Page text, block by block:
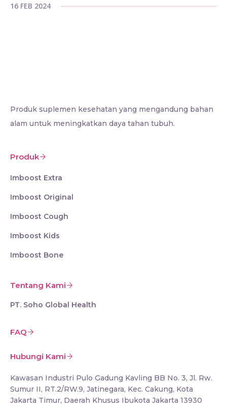
16 FEB 2024
Produk suplemen kesehatan yang mengandung bahan
alam untuk meningkatkan daya tahan tubuh.
Produk
Imboost Extra
Imboost Original
Imboost Cough
Imboost Kids
Imboost Bone
Tentang Kami
PT. Soho Global Health
FAQ
Hubungi Kami
Kawasan Industri Pulo Gadung Kavling BB No. 3, Jl. Rw.
Sumur II, RT.2/RW.9, Jatinegara, Kec. Cakung, Kota
Jakarta Timur, Daerah Khusus Ibukota Jakarta 13930